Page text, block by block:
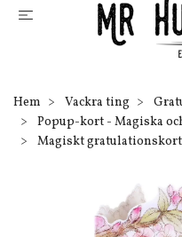
Hem Vackra ting
Popup-kort - Magiska
Magiskt